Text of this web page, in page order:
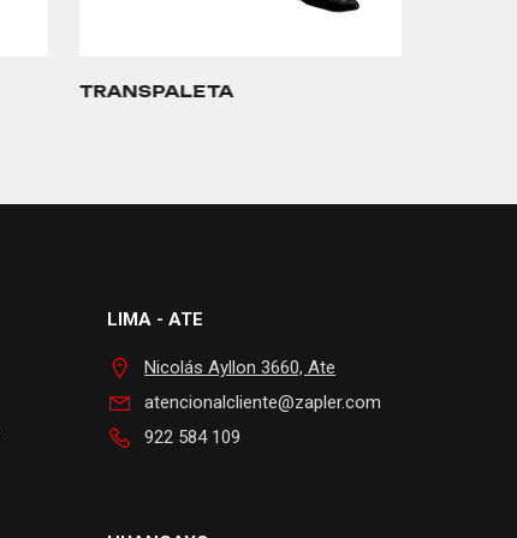
TRANSPALETA
LIMA - ATE
Nicolás Ayllon 3660, Ate
atencionalcliente@zapler.com
922 584 109